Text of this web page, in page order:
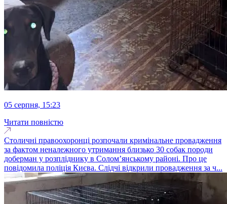
05 серпня, 15:23
Читати повністю
Столичні правоохоронці розпочали кримінальне провадження
за фактом неналежного утримання близько 30 собак породи
доберман у розпліднику в Солом’янському районі. Про це
повідомила поліція Києва. Слідчі відкрили провадження за ч...